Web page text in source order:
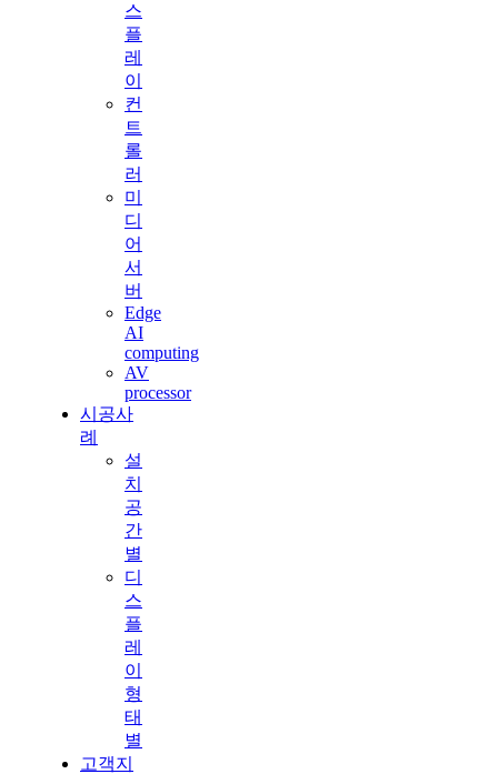
스
플
레
이
컨
트
롤
러
미
디
어
서
버
Edge
AI
computing
AV
processor
시공사
례
설
치
공
간
별
디
스
플
레
이
형
태
별
고객지